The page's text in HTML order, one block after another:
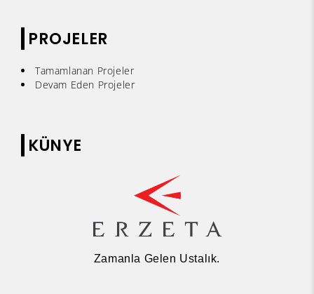
PROJELER
Tamamlanan Projeler
Devam Eden Projeler
KÜNYE
Zamanla Gelen Ustalık.